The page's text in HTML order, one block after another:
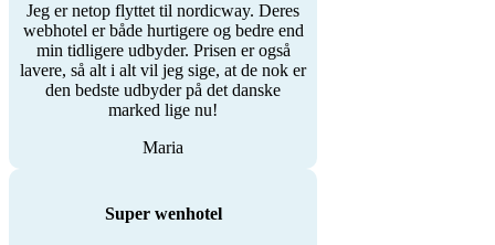
Jeg er netop flyttet til nordicway. Deres
webhotel er både hurtigere og bedre end
min tidligere udbyder. Prisen er også
lavere, så alt i alt vil jeg sige, at de nok er
den bedste udbyder på det danske
marked lige nu!
Maria
Super wenhotel